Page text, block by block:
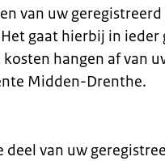
van uw
gaat hierbij in ieder
hangen af van
Midden-Drenthe.
deel van uw